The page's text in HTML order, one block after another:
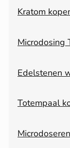
Kratom
Microdosing
Edelstenen
Totempaal